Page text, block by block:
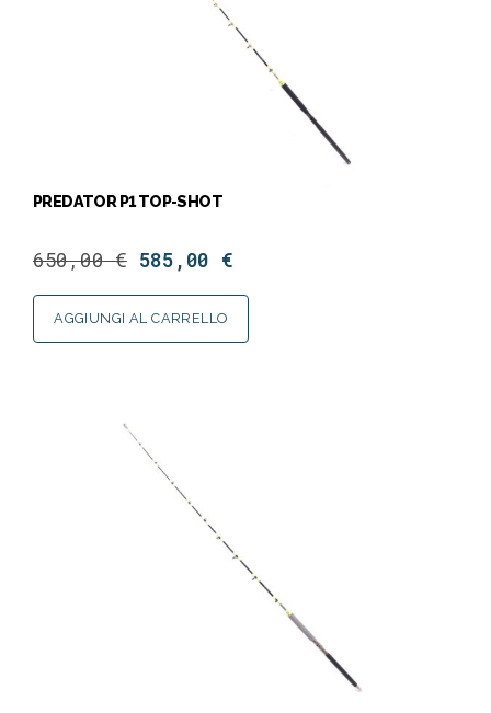
PREDATOR P1 TOP-SHOT
650,00€ 585,00 €
AGGIUNGI AL CARRELLO